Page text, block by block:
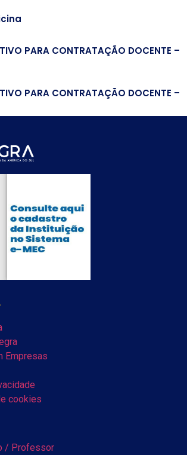
PARA CONTRATAÇÃO DOCENTE –
PARA CONTRATAÇÃO DOCENTE –
Empresas
cookies
/ Professor